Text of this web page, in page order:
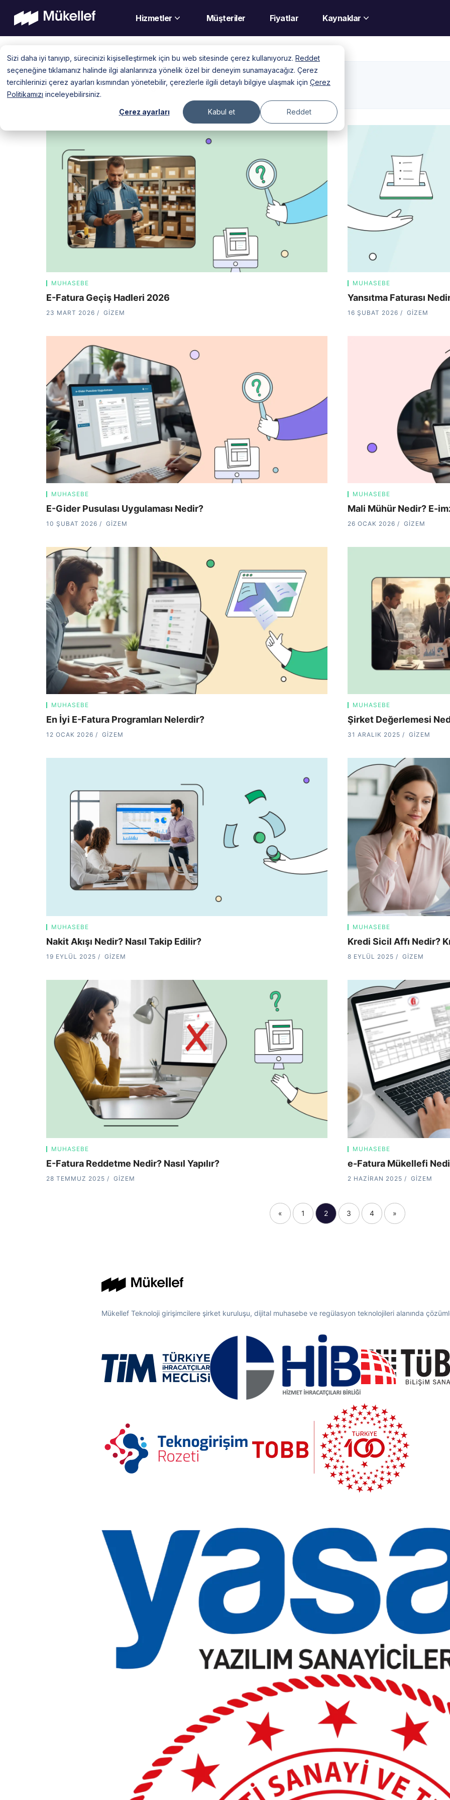
Sizi daha iyi tanıyıp, sürecinizi kişiselleştirmek için bu web sitesinde çerez kullanıyoruz. Reddet
seçeneğine tıklamanız halinde ilgi alanlarınıza yönelik özel bir deneyim sunamayacağız. Çerez
tercihlerinizi çerez ayarları kısmından yönetebilir, çerezlerle ilgili detaylı bilgiye ulaşmak için Çerez
Politikamızı inceleyebilirsiniz.
Çerez ayarları Kabul et Reddet
content
Hizmetler Müşteriler Fiyatlar Kaynaklar
Muhasebe ile İlgili Yazılar
MUHASEBE
E-Fatura Geçiş Hadleri 2026
23 MART 2026 GIZEM
MUHASEBE
Yansıtma Faturası
16 ŞUBAT 2026 GIZEM
MUHASEBE
E-Gider Pusulası Uygulaması Nedir?
10 ŞUBAT 2026 GIZEM
MUHASEBE
Mali Mühür Nedir? E-
26 OCAK 2026 GIZEM
MUHASEBE
En İyi E-Fatura Programları Nelerdir?
12 OCAK 2026 GIZEM
MUHASEBE
Şirket Değerlemesi
31 ARALIK 2025 GIZEM
MUHASEBE
Nakit Akışı Nedir? Nasıl Takip Edilir?
19 EYLÜL 2025 GIZEM
MUHASEBE
Kredi Sicil Affı Nedir?
8 EYLÜL 2025 GIZEM
MUHASEBE
E-Fatura Reddetme Nedir? Nasıl Yapılır?
28 TEMMUZ 2025 GIZEM
MUHASEBE
e-Fatura Mükellefi
2 HAZIRAN 2025 GIZEM
« 1 2 3 4 »
Mükellef Teknoloji girişimcilere şirket kuruluşu, dijital muhasebe ve regülasyon teknolojileri alanında